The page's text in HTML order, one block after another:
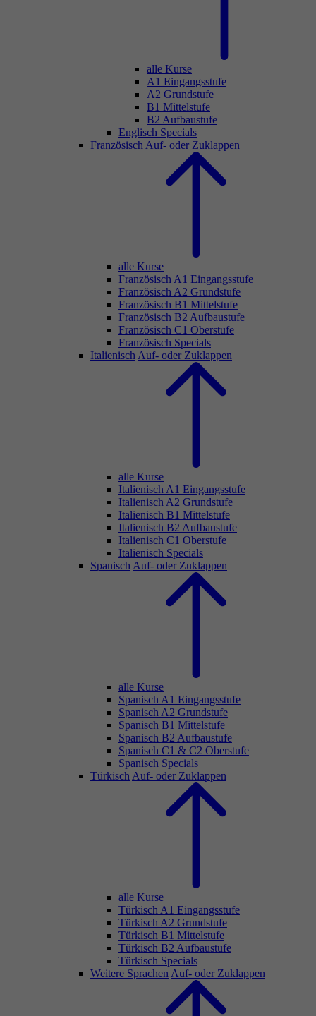
alle Kurse
A1 Eingangsstufe
A2 Grundstufe
B1 Mittelstufe
B2 Aufbaustufe
Englisch Specials
Französisch Auf- oder Zuklappen
alle Kurse
Französisch A1 Eingangsstufe
Französisch A2 Grundstufe
Französisch B1 Mittelstufe
Französisch B2 Aufbaustufe
Französisch C1 Oberstufe
Französisch Specials
Italienisch Auf- oder Zuklappen
alle Kurse
Italienisch A1 Eingangsstufe
Italienisch A2 Grundstufe
Italienisch B1 Mittelstufe
Italienisch B2 Aufbaustufe
Italienisch C1 Oberstufe
Italienisch Specials
Spanisch Auf- oder Zuklappen
alle Kurse
Spanisch A1 Eingangsstufe
Spanisch A2 Grundstufe
Spanisch B1 Mittelstufe
Spanisch B2 Aufbaustufe
Spanisch C1 & C2 Oberstufe
Spanisch Specials
Türkisch Auf- oder Zuklappen
alle Kurse
Türkisch A1 Eingangsstufe
Türkisch A2 Grundstufe
Türkisch B1 Mittelstufe
Türkisch B2 Aufbaustufe
Türkisch Specials
Weitere Sprachen Auf- oder Zuklappen